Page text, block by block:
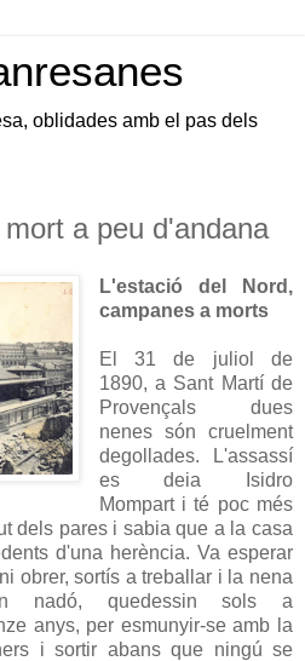
oblidades amb el pas dels
a peu d'andana
L'estació del Nord,
campanes a morts
El 31 de juliol de
1890, a Sant Martí de
Provençals dues
nenes són cruelment
degollades. L'assassí
es deia Isidro
Mompart i té poc més
dels pares i sabia que a la casa
d'una herència. Va esperar
obrer, sortís a treballar i la nena
quedessin sols a
anys, per esmunyir-se amb la
i sortir abans que ningú se